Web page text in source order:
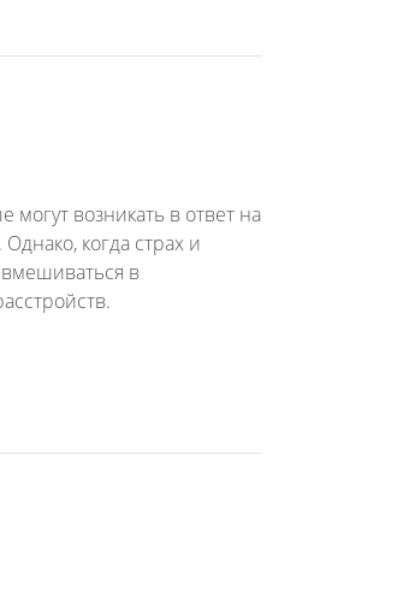
возникать в ответ на
когда страх и
в